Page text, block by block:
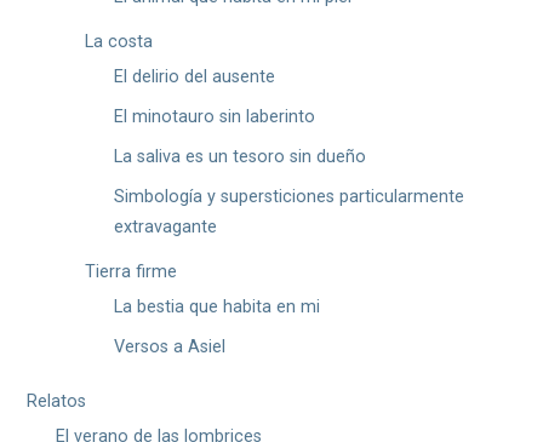
La costa
El delirio del ausente
El minotauro sin laberinto
La saliva es un tesoro sin dueño
Simbología y supersticiones particularmente
extravagante
Tierra firme
La bestia que habita en mi
Versos a Asiel
Relatos
El verano de las lombrices